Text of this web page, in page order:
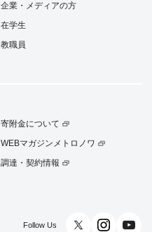
企業・メディアの方
在学生
教職員
寄附金について
WEBマガジンメトロノワ
調達・契約情報
Follow Us